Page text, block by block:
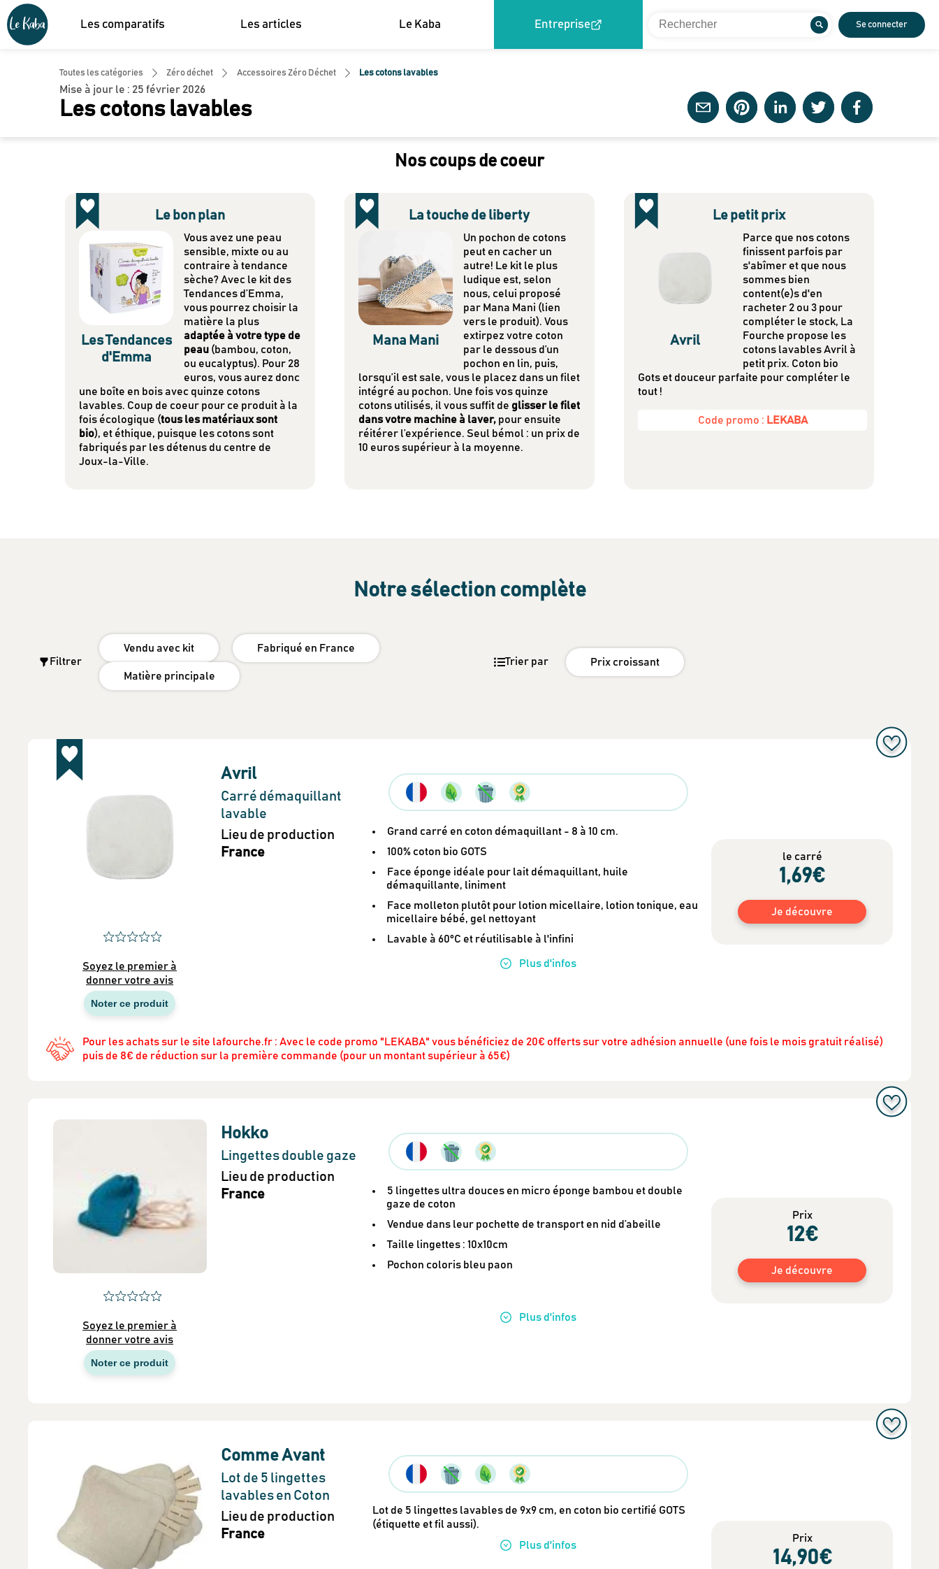
Inscrivez-vous
Des guides d’achats de produits éco-responsables
Des conseils et des décryptages pour mieux consommer
Les comparatifs Les articles Le Kaba Entreprise Se connecter
Toutes les catégories Zéro déchet Accessoires Zéro Déchet Les cotons lavables
Mise à jour le : 25 février 2026
Les cotons lavables
Nos coups de coeur
Le bon plan
Les Tendances
d'Emma
Vous avez une peau
sensible, mixte ou au
contraire à tendance
sèche? Avec le kit des
Tendances d’Emma,
vous pourrez choisir la
matière la plus
adaptée à votre type de
peau (bambou, coton,
ou eucalyptus). Pour 28
euros, vous aurez donc
une boîte en bois avec quinze cotons
lavables. Coup de coeur pour ce produit à la
fois écologique (tous les matériaux sont
bio), et éthique, puisque les cotons sont
fabriqués par les détenus du centre de
Joux-la-Ville.
La touche de liberty
Mana Mani
Un pochon de cotons
peut en cacher un
autre! Le kit le plus
ludique est, selon
nous, celui proposé
par Mana Mani (lien
vers le produit). Vous
extirpez votre coton
par le dessous d’un
pochon en lin, puis,
lorsqu’il est sale, vous le placez dans un filet
intégré au pochon. Une fois vos quinze
cotons utilisés, il vous suffit de glisser le filet
dans votre machine à laver, pour ensuite
réitérer l’expérience. Seul bémol : un prix de
10 euros supérieur à la moyenne.
Le petit prix
Avril
Parce que nos cotons
finissent parfois par
s'abîmer et que nous
sommes bien
content(e)s d'en
racheter 2 ou 3 pour
compléter le stock, La
Fourche propose les
cotons lavables Avril à
petit prix. Coton bio
Gots et douceur parfaite pour compléter le
tout !
Code promo : LEKABA
Notre sélection complète
Filtrer
Vendu avec kit Fabriqué en France
Matière principale
Trier par Prix croissant
Soyez le premier à
donner votre avis
Noter ce produit
Avril
Carré démaquillant
lavable
Lieu de production
France
Grand carré en coton démaquillant - 8 à 10 cm.
100% coton bio GOTS
Face éponge idéale pour lait démaquillant, huile
démaquillante, liniment
Face molleton plutôt pour lotion micellaire, lotion tonique, eau
micellaire bébé, gel nettoyant
Lavable à 60°C et réutilisable à l'infini
Plus d'infos
le carré
1 ,69€
Je découvre
Pour les achats sur le site lafourche.fr : Avec le code promo "LEKABA" vous bénéficiez de 20€ offerts sur votre adhésion annuelle (une fois le mois gratuit réalisé)
puis de 8€ de réduction sur la première commande (pour un montant supérieur à 65€)
Soyez le premier à
donner votre avis
Noter ce produit
Hokko
Lingettes double gaze
Lieu de production
France
5 lingettes ultra douces en micro éponge bambou et double
gaze de coton
Vendue dans leur pochette de transport en nid d’abeille
Taille lingettes : 10x10cm
Pochon coloris bleu paon
Plus d'infos
Prix
12€
Je découvre
Comme Avant
Lot de 5 lingettes
lavables en Coton
Lieu de production
France
Lot de 5 lingettes lavables de 9x9 cm, en coton bio certifié GOTS
(étiquette et fil aussi).
Plus d'infos
Prix
14,90€